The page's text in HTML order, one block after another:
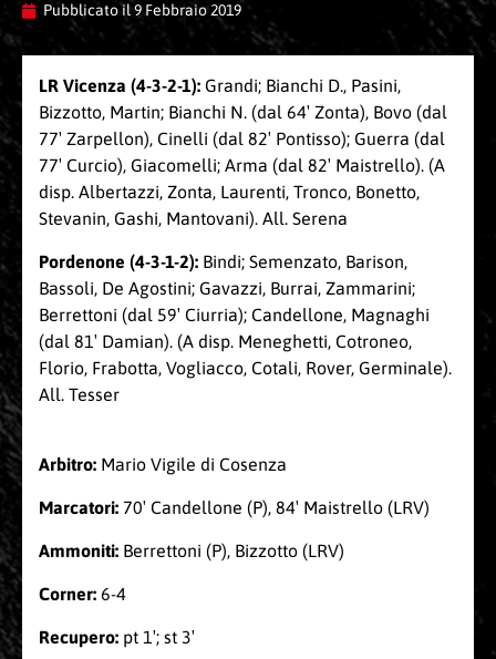
Pubblicato il 9 Febbraio 2019
LR Vicenza (4-3-2-1): Grandi; Bianchi D., Pasini,
Bizzotto, Martin; Bianchi N. (dal 64′ Zonta), Bovo (dal
77′ Zarpellon), Cinelli (dal 82′ Pontisso); Guerra (dal
77′ Curcio), Giacomelli; Arma (dal 82′ Maistrello). (A
disp. Albertazzi, Zonta, Laurenti, Tronco, Bonetto,
Stevanin, Gashi, Mantovani). All. Serena
Pordenone (4-3-1-2): Bindi; Semenzato, Barison,
Bassoli, De Agostini; Gavazzi, Burrai, Zammarini;
Berrettoni (dal 59′ Ciurria); Candellone, Magnaghi
(dal 81′ Damian). (A disp. Meneghetti, Cotroneo,
Florio, Frabotta, Vogliacco, Cotali, Rover, Germinale).
All. Tesser
Arbitro: Mario Vigile di Cosenza
Marcatori: 70′ Candellone (P), 84′ Maistrello (LRV)
Ammoniti: Berrettoni (P), Bizzotto (LRV)
Corner: 6-4
Recupero: pt 1′; st 3′